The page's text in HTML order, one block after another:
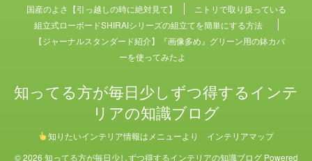
国産のよさ【引っ越しの時に絶対見て】
ニトリで取り扱っている
組立式ローボードSHIRAIシリーズの組立てを簡単にする方法
【ジャーナルスタンダード紹介】『画像多め』グリーン用の鉢カバ
ーを使ってみたよ
知ってる方が毎日少しずつ得するインテ
リアの知識ブログ
知りたいインテリア情報はメニューより インテリアマップ
© 2026 知ってる方が毎日少しずつ得するインテリアの知識ブログ Powered